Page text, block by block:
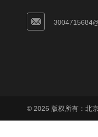
© 2026 版权所有：北